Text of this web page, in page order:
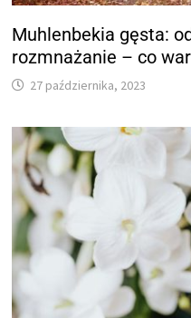
Muhlenbekia gęsta:
rozmnażanie – co
27 października, 2023